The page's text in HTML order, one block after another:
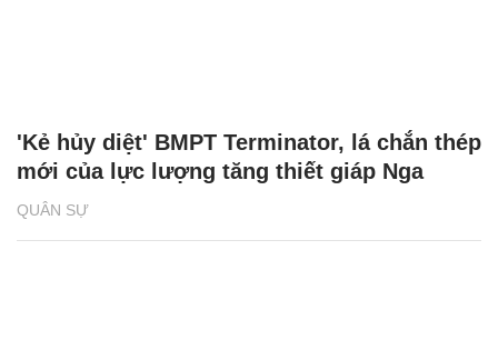
QUÂN SỰ
'Kẻ hủy diệt' BMPT Terminator, lá chắn thép
mới của lực lượng tăng thiết giáp Nga